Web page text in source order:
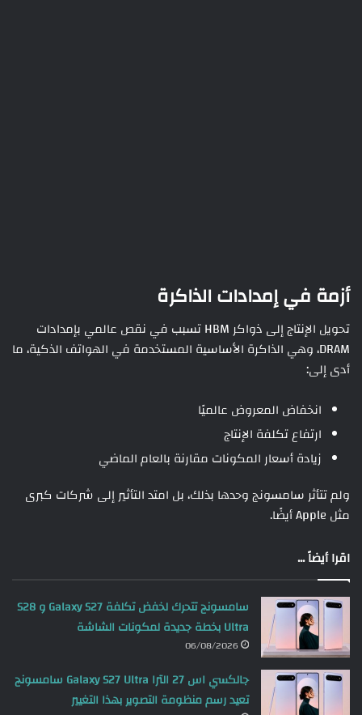
أزمة في إمدادات الذاكرة
تحويل الإنتاج إلى ذواكر HBM تسبب في نقص عالمي بإمدادات
DRAM، وهي الذاكرة الأساسية المستخدمة في الهواتف الذكية، ما
أدى إلى:
انخفاض المعروض عالميًا
ارتفاع تكلفة الإنتاج
زيادة أسعار المكونات مقارنة بالعام الماضي
ولم تتأثر سامسونج وحدها بذلك، بل امتد التأثير إلى شركات كبرى
مثل Apple أيضًا.
اقرا أيضاً ...
سامسونج تتحرك لخفض تكلفة Galaxy S27 و S28
Ultra بخطة جديدة لمكونات الشاشة
06/08/2026
جالكسي اس 27 الترا Galaxy S27 Ultra سامسونج
تعيد رسم منظومة التصوير بهذا التغيير